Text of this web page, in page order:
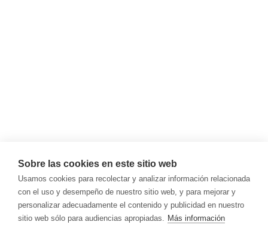
Sobre las cookies en este sitio web
Usamos cookies para recolectar y analizar información relacionada
con el uso y desempeño de nuestro sitio web, y para mejorar y
personalizar adecuadamente el contenido y publicidad en nuestro
sitio web sólo para audiencias apropiadas. Más información